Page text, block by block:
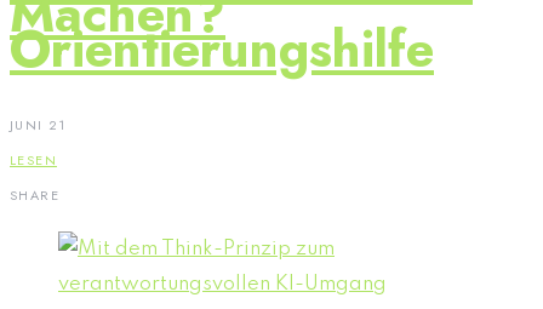
Orientierungshilfe
JUNI 21
LESEN
SHARE